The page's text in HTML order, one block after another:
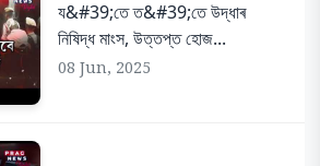
য&#39;তে ত&#39;তে উদ্ধাৰ
নিষিদ্ধ মাংস, উত্তপ্ত হোজ...
08 Jun, 2025